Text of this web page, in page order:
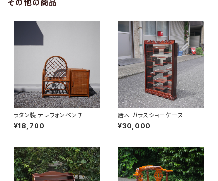
その他の商品
ラタン製 テレフォンベンチ
¥18,700
唐木 ガラスショーケース
¥30,000